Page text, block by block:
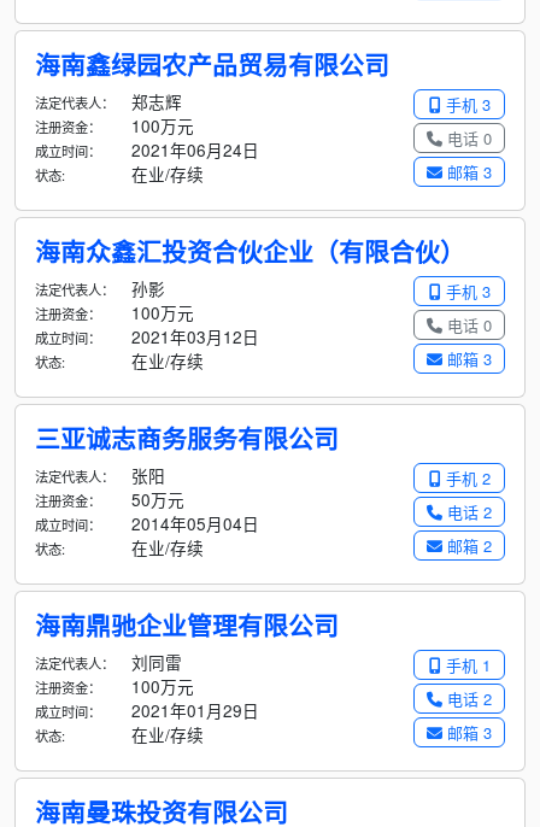
海南鑫绿园农产品贸易有限公司
手机 3
电话 0
邮箱 3
法定代表人： 郑志辉
注册资金： 100万元
成立时间： 2021年06月24日
状态: 在业/存续
海南众鑫汇投资合伙企业（有限合伙）
手机 3
电话 0
邮箱 3
法定代表人： 孙影
注册资金： 100万元
成立时间： 2021年03月12日
状态: 在业/存续
三亚诚志商务服务有限公司
手机 2
电话 2
邮箱 2
法定代表人： 张阳
注册资金： 50万元
成立时间： 2014年05月04日
状态: 在业/存续
海南鼎驰企业管理有限公司
手机 1
电话 2
邮箱 3
法定代表人： 刘同雷
注册资金： 100万元
成立时间： 2021年01月29日
状态: 在业/存续
海南曼珠投资有限公司